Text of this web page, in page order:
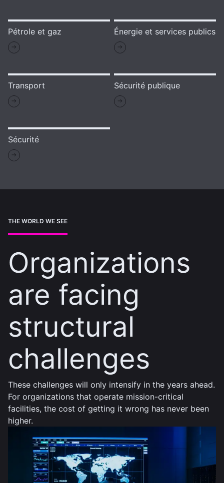
Pétrole et gaz Énergie et services publics
Transport Sécurité publique
Sécurité
THE WORLD WE SEE
Organizations
are facing
structural
challenges
These challenges will only intensify in the years ahead.
For organizations that operate mission-critical
facilities, the cost of getting it wrong has never been
higher.